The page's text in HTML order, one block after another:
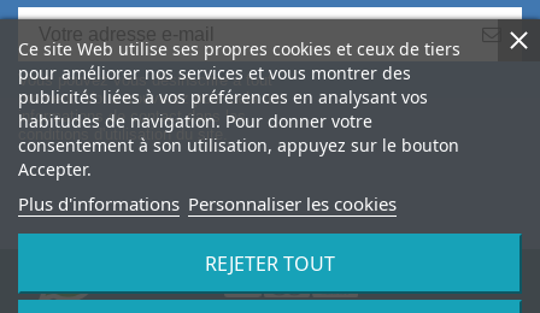
Ce site Web utilise ses propres cookies et ceux de tiers
pour améliorer nos services et vous montrer des
publicités liées à vos préférences en analysant vos
habitudes de navigation. Pour donner votre
consentement à son utilisation, appuyez sur le bouton
Accepter.
Plus d'informations Personnaliser les cookies
REJETER TOUT
Vous pouvez vous désinscrire à tout
moment. Vous trouverez pour cela nos
informations de contact dans les
conditions d'utilisation du site.